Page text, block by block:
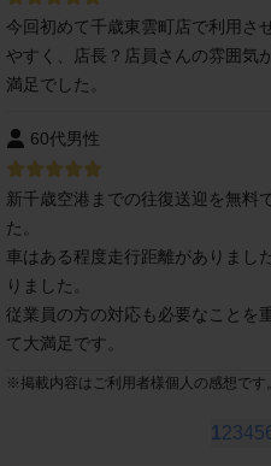
今回初めて千歳東雲町店で利用さ
やすく、店長？店員さんの雰囲気
満足でした。
60代男性
新千歳空港までの往復送迎を無料
た。
車はある程度走行距離がありまし
りました。
従業員の方の対応も必要なことを
て大満足です。
※ 掲載内容はご利用者様個人の感想です。
1 2345